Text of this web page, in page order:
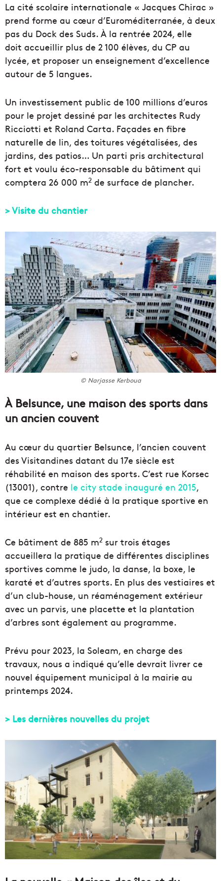
La cité scolaire internationale « Jacques Chirac »
prend forme au cœur d’Euroméditerranée, à deux
pas du Dock des Suds. À la rentrée 2024, elle
doit accueillir plus de 2 100 élèves, du CP au
lycée, et proposer un enseignement d’excellence
autour de 5 langues.
Un investissement public de 100 millions d’euros
pour le projet dessiné par les architectes Rudy
Ricciotti et Roland Carta. Façades en fibre
naturelle de lin, des toitures végétalisées, des
jardins, des patios… Un parti pris architectural
fort et voulu éco-responsable du bâtiment qui
comptera 26 000 m2 de surface de plancher.
> Visite du chantier
© Narjasse Kerboua
À Belsunce, une maison des sports dans
un ancien couvent
Au cœur du quartier Belsunce, l’ancien couvent
des Visitandines datant du 17e siècle est
réhabilité en maison des sports. C’est rue Korsec
(13001), contre le city stade inauguré en 2015,
que ce complexe dédié à la pratique sportive en
intérieur est en chantier.
Ce bâtiment de 885 m2 sur trois étages
accueillera la pratique de différentes disciplines
sportives comme le judo, la danse, la boxe, le
karaté et d’autres sports. En plus des vestiaires et
d’un club-house, un réaménagement extérieur
avec un parvis, une placette et la plantation
d’arbres sont également au programme.
Prévu pour 2023, la Soleam, en charge des
travaux, nous a indiqué qu’elle devrait livrer ce
nouvel équipement municipal à la mairie au
printemps 2024.
> Les dernières nouvelles du projet